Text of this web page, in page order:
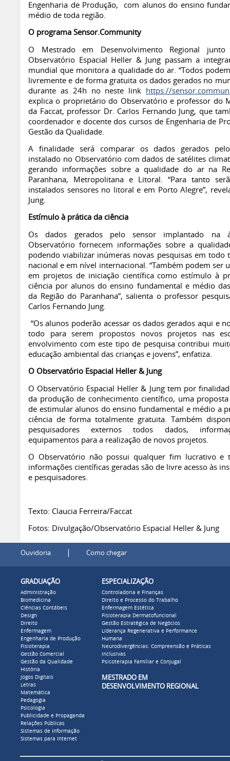
Engenharia de Produção, com alunos do ensino
médio de toda região.
O programa Sensor.Community
O Mestrado em Desenvolvimento Regional
Observatório Espacial Heller & Jung passam a
mundial que monitora a qualidade do ar. “Todos
livremente e de forma gratuita os dados gerados no
durante as 24h no neste link https://
explica o proprietário do Observatório e professor do
da Faccat, professor Dr. Carlos Fernando Jung, que
coordenador e docente dos cursos de Engenharia de
Gestão da Qualidade.
A finalidade será comparar os dados gerados
instalado no Observatório com dados de satélites
gerando informações sobre a qualidade do ar na
Paranhana, Metropolitana e Litoral. “Para tanto
instalados sensores no litoral e em Porto Alegre”,
Jung.
Estímulo à prática da ciência
Os dados gerados pelo sensor implantado na
Observatório fornecem informações sobre a
podendo viabilizar inúmeras novas pesquisas em todo
nacional e em nível internacional. “Também podem ser
em projetos de iniciação científica como estímulo à
ciência por alunos do ensino fundamental e médio
da Região do Paranhana”, salienta o professor
Carlos Fernando Jung.
“Os alunos poderão acessar os dados gerados aqui e
todo para serem propostos novos projetos nas
envolvimento com este tipo de pesquisa contribui
educação ambiental das crianças e jovens”, enfatiza.
O Observatório Espacial Heller & Jung
O Observatório Espacial Heller & Jung tem por
da produção de conhecimento científico, uma
de estimular alunos do ensino fundamental e médio a
ciência de forma totalmente gratuita. Também
pesquisadores externos todos dados,
equipamentos para a realização de novos projetos.
O Observatório não possui qualquer fim lucrativo e
informações científicas geradas são de livre acesso às
e pesquisadores.
Texto: Claucia Ferreira/Faccat
Fotos: Divulgação/Observatório Espacial Heller & Jung
Ouvidoria | Como chegar
GRADUAÇÃO
Administração
Biomedicina
Ciências Contábeis
Design
Direito
Enfermagem
Engenharia de Produção
Fisioterapia
Gestão Comercial
Gestão da Qualidade
História
Jogos Digitais
Letras
Matemática
Pedagogia
Psicologia
Publicidade e Propaganda
Relações Públicas
Sistemas de Informação
Sistemas para Internet
ESPECIALIZAÇÃO
Controladoria e Finanças
Direito e Processo do Trabalho
Enfermagem Estética
Fisioterapia Dermatofuncional
Gestão Estratégica de Negócios
Liderança Regenerativa e Performance
Humana
Neurodivergências: Compreensão e Práticas
Inclusivas
Psicoterapia Familiar e Conjugal
MESTRADO EM
DESENVOLVIMENTO REGIONAL